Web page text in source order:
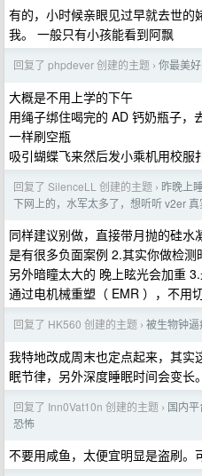
有的，小时候亲眼见过早就去世的
我。 一般只有小孩能看到阿飘
回复了 phpdever 创建的主题 › 你最美
大概是不用上学的下午
用绳子绑住喝完的 AD 钙奶瓶子，
一样刷空瓶
吸引蝴蝶飞来然后发小乘机用校服
回复了 SilenceLL 创建的主题 › 昨晚上
下网上的，水军太多了，想听听 v2er
同样建议别做，直接带月抛的硅水
是有很多负面案例 2.其实你做检测
另外暗瞳太大的 晚上眩光会加重
通过电机械重塑（ EMR ），不用
回复了 HK560 创建的主题 › 被生物钟
我特地改成周末也定点起来，其
眠节律，另外深度睡眠时间会变长。
回复了 Inn0Vat10n 创建的主题 › 国内
恐怖
不要用咸鱼，太便宜明显是盗刷